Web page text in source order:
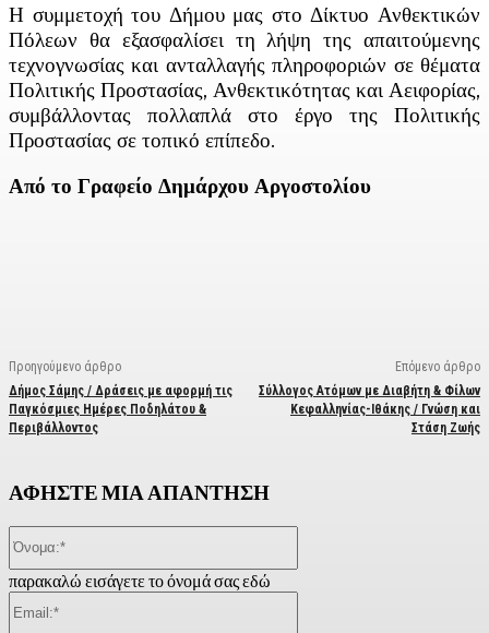
Η συμμετοχή του Δήμου μας στο Δίκτυο Ανθεκτικών
Πόλεων θα εξασφαλίσει τη λήψη της απαιτούμενης
τεχνογνωσίας και ανταλλαγής πληροφοριών σε θέματα
Πολιτικής Προστασίας, Ανθεκτικότητας και Αειφορίας,
συμβάλλοντας πολλαπλά στο έργο της Πολιτικής
Προστασίας σε τοπικό επίπεδο.
Από το Γραφείο Δημάρχου Αργοστολίου
Προηγούμενο άρθρο
Δήμος Σάμης / Δράσεις με αφορμή τις
Παγκόσμιες Ημέρες Ποδηλάτου &
Περιβάλλοντος
Επόμενο άρθρο
Σύλλογος Ατόμων με Διαβήτη & Φίλων
Κεφαλληνίας-Ιθάκης / Γνώση και
Στάση Ζωής
ΑΦΗΣΤΕ ΜΙΑ ΑΠΑΝΤΗΣΗ
παρακαλώ εισάγετε το όνομά σας εδώ